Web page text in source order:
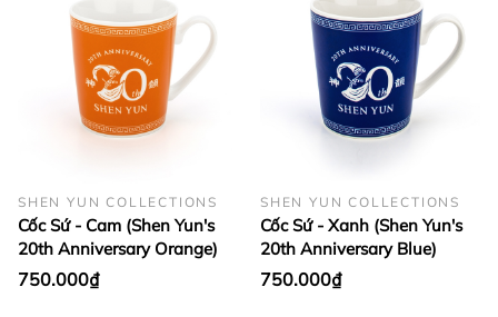
SHEN YUN COLLECTIONS
Cốc Sứ - Cam (Shen Yun's
20th Anniversary Orange)
750.000₫
SHEN YUN COLLECTIONS
Cốc Sứ - Xanh (Shen Yun's
20th Anniversary Blue)
750.000₫